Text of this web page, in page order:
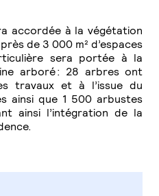
accordée à la végétation
de 3 000 m² d’espaces
sera portée à la
arboré : 28 arbres ont
travaux et à l’issue du
ainsi que 1 500 arbustes
ainsi l’intégration de la